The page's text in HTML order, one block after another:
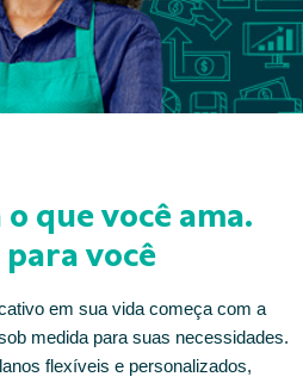
que você ama.
você
em sua vida começa com a
medida para suas necessidades.
flexíveis e personalizados,